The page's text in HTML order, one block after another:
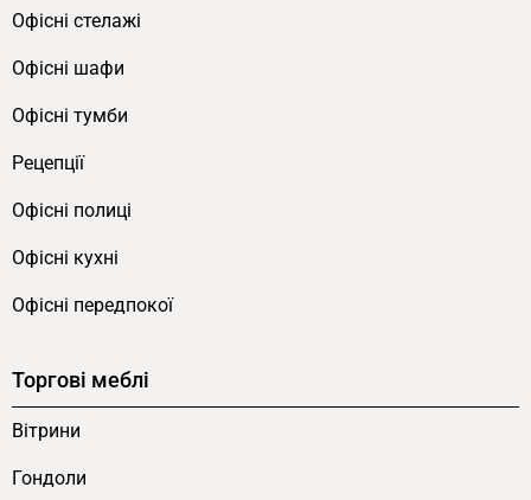
Офісні стелажі
Офісні шафи
Офісні тумби
Рецепції
Офісні полиці
Офісні кухні
Офісні передпокої
Торгові меблі
Вітрини
Гондоли